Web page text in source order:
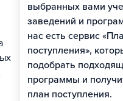
выбранных вами
заведений и
нас есть сервис
поступления»,
подобрать
программы и
план поступления.